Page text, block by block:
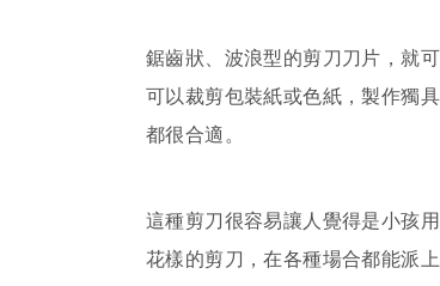
鋸齒狀、波浪型的剪刀刀片，就
可以裁剪包裝紙或色紙，製作獨
都很合適。
這種剪刀很容易讓人覺得是小孩
花樣的剪刀，在各種場合都能派